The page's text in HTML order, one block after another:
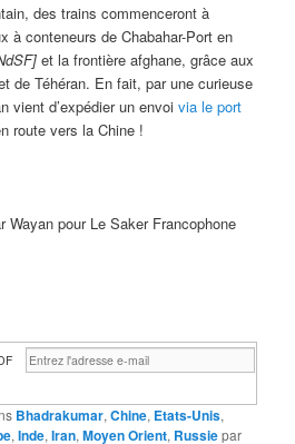
des trains commenceront à
à conteneurs de Chabahar-Port en
et la frontière afghane, grâce aux
de Téhéran. En fait, par une curieuse
vient d’expédier un envoivia le port
route vers la Chine !
Wayan pour Le Saker Francophone
Bhadrakumar,Chine, Etats-Unis,
,Inde,Iran,Moyen Orient, Russiepar